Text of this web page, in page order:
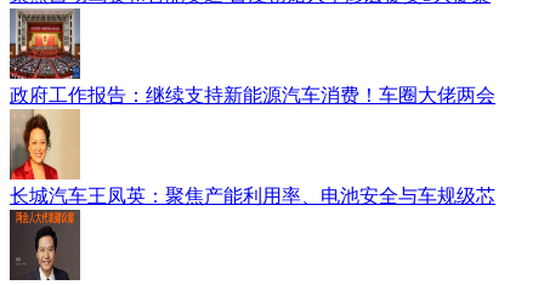
政府工作报告：继续支持新能源汽车消费！车圈大佬两会
长城汽车王凤英：聚焦产能利用率、电池安全与车规级芯